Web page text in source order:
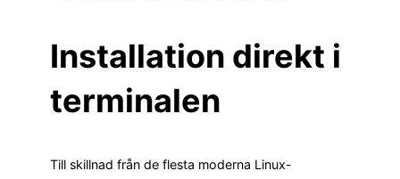
Installation direkt i
terminalen
Till skillnad från de flesta moderna Linux-